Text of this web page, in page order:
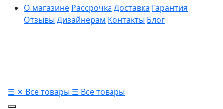
О магазине Рассрочка Доставка Гарантия
Отзывы Дизайнерам Контакты Блог
☰ ✕ Все товары ☰ Все товары